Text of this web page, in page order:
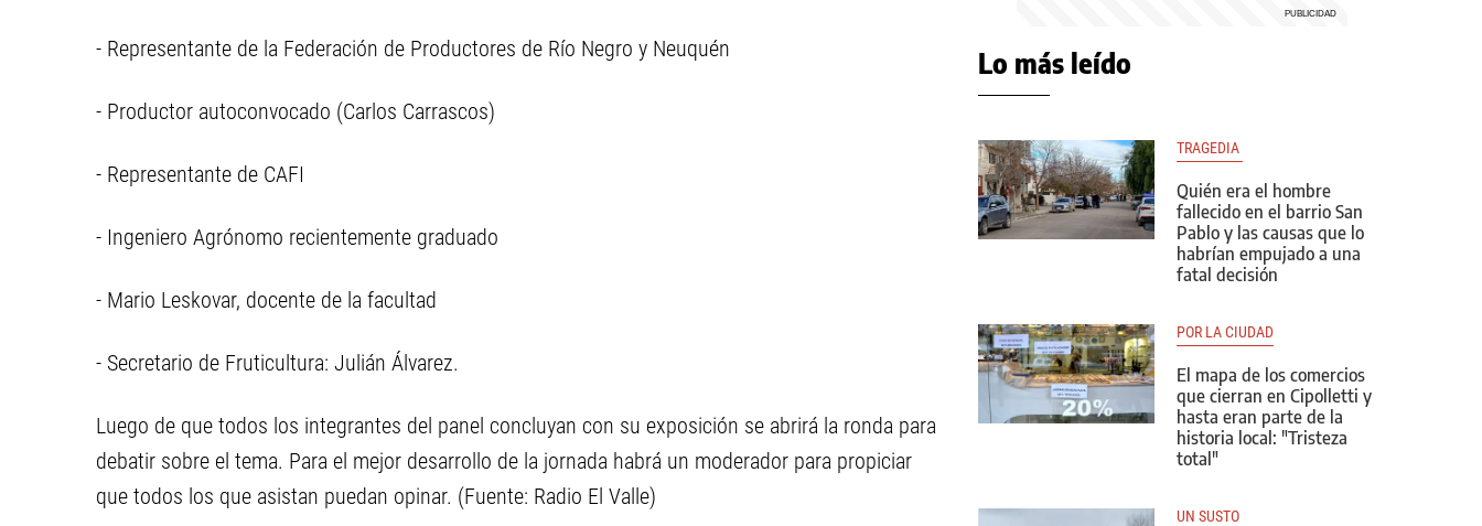
- Representante de la Federación de Productores de Río Negro y Neuquén
- Productor autoconvocado (Carlos Carrascos)
- Representante de CAFI
- Ingeniero Agrónomo recientemente graduado
- Mario Leskovar, docente de la facultad
- Secretario de Fruticultura: Julián Álvarez.
Luego de que todos los integrantes del panel concluyan con su exposición se abrirá la ronda para
debatir sobre el tema. Para el mejor desarrollo de la jornada habrá un moderador para propiciar
que todos los que asistan puedan opinar. (Fuente: Radio El Valle)
Lo más leído
TRAGEDIA
Quién era el hombre
fallecido en el barrio San
Pablo y las causas que lo
habrían empujado a una
fatal decisión
POR LA CIUDAD
El mapa de los comercios
que cierran en Cipolletti y
hasta eran parte de la
historia local: "Tristeza
total"
UN SUSTO